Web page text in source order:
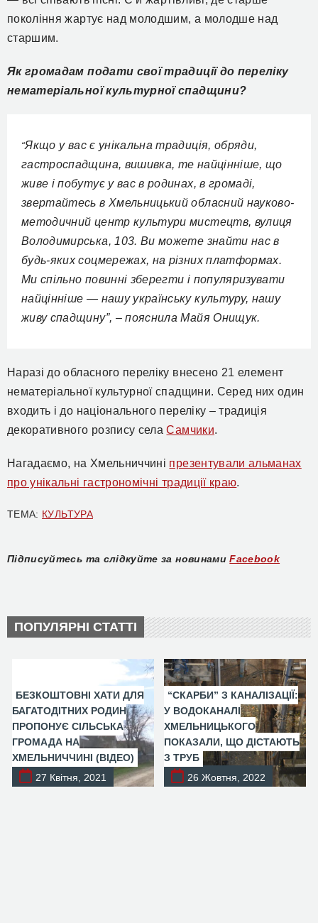
покоління жартує над молодшим, а молодше над
старшим.
Як громадам подати свої традиції до переліку
нематеріальної культурної спадщини?
“Якщо у вас є унікальна традиція, обряди,
гастроспадщина, вишивка, те найцінніше, що
живе і побутує у вас в родинах, в громаді,
звертайтесь в Хмельницький обласний науково-
методичний центр культури мистецтв, вулиця
Володимирська, 103. Ви можете знайти нас в
будь-яких соцмережах, на різних платформах.
Ми спільно повинні зберегти і популяризувати
найцінніше — нашу українську культуру, нашу
живу спадщину”, – пояснила Майя Онищук.
Наразі до обласного переліку внесено 21 елемент
нематеріальної культурної спадщини. Серед них один
входить і до національного переліку – традиція
декоративного розпису селаСамчики.
Нагадаємо, на Хмельниччині презентували альманах
про унікальні гастрономічні традиції краю.
ТЕМА: КУЛЬТУРА
Підписуйтесь та слідкуйте за новинами Facebook
ПОПУЛЯРНІ СТАТТІ
БЕЗКОШТОВНІ ХАТИ ДЛЯ
БАГАТОДІТНИХ РОДИН
ПРОПОНУЄ СІЛЬСЬКА
ГРОМАДА НА
ХМЕЛЬНИЧЧИНІ (ВІДЕО)
27 Квітня, 2021
“СКАРБИ” З КАНАЛІЗАЦІЇ:
У ВОДОКАНАЛІ
ХМЕЛЬНИЦЬКОГО
ПОКАЗАЛИ, ЩО ДІСТАЮТЬ
З ТРУБ
26 Жовтня, 2022